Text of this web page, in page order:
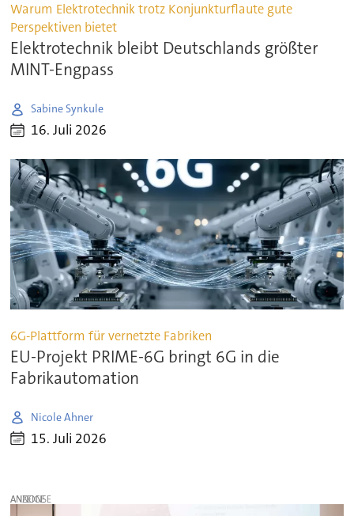
Warum Elektrotechnik trotz Konjunkturflaute gute
Perspektiven bietet
Elektrotechnik bleibt Deutschlands größter
MINT-Engpass
Sabine Synkule
16. Juli 2026
6G-Plattform für vernetzte Fabriken
EU-Projekt PRIME-6G bringt 6G in die
Fabrikautomation
Nicole Ahner
15. Juli 2026
ANZEIGE